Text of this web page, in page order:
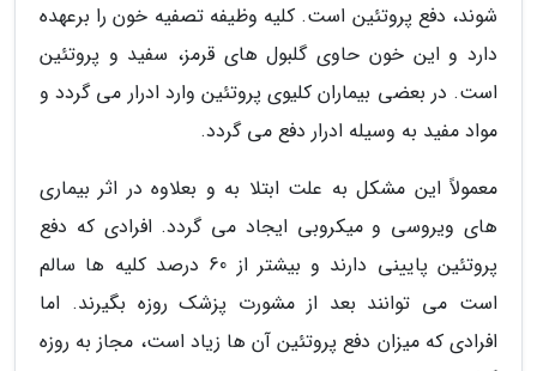
شوند، دفع پروتئین است. کلیه وظیفه تصفیه خون را برعهده
دارد و این خون حاوی گلبول های قرمز، سفید و پروتئین
است. در بعضی بیماران کلیوی پروتئین وارد ادرار می گردد و
مواد مفید به وسیله ادرار دفع می گردد.
معمولاً این مشکل به علت ابتلا به و بعلاوه در اثر بیماری
های ویروسی و میکروبی ایجاد می گردد. افرادی که دفع
پروتئین پایینی دارند و بیشتر از 60 درصد کلیه ها سالم
است می توانند بعد از مشورت پزشک روزه بگیرند. اما
افرادی که میزان دفع پروتئین آن ها زیاد است، مجاز به روزه